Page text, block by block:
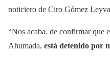
noticiero de Ciro Gómez
“Nos acaba. de confirmar que
Ahumada, está detenido por